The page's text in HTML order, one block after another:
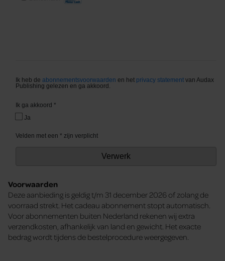
Voorwaarden
Deze aanbieding is geldig t/m 31 december 2026 of zolang de
voorraad strekt. Het cadeau abonnement stopt automatisch.
Voor abonnementen buiten Nederland rekenen wij extra
verzendkosten, afhankelijk van land en gewicht. Het exacte
bedrag wordt tijdens de bestelprocedure weergegeven.